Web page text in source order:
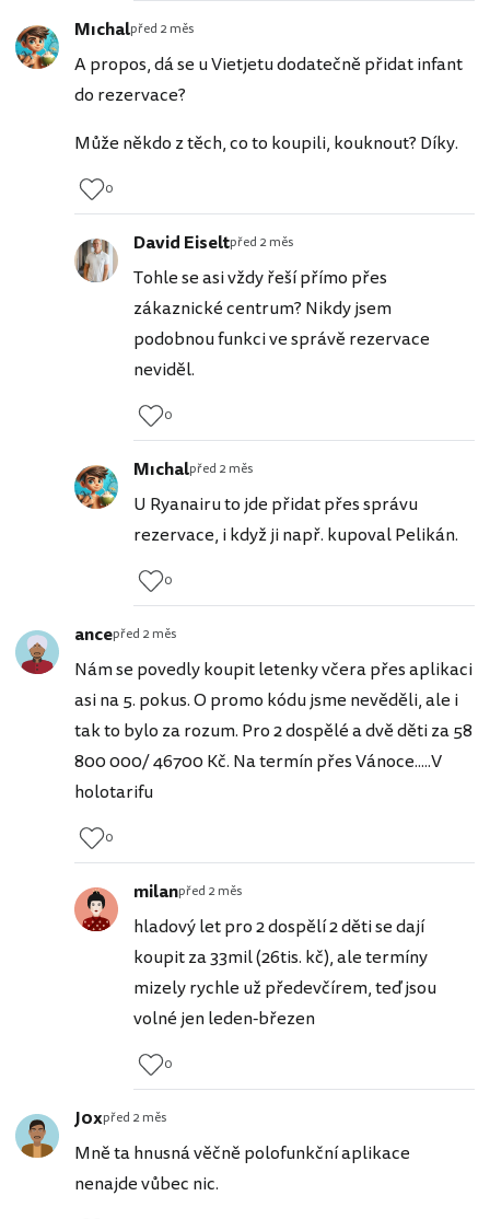
Mıchalpřed 2 měs
A propos, dá se u Vietjetu dodatečně přidat infant
do rezervace?
Může někdo z těch, co to koupili, kouknout? Díky.
0
David Eiseltpřed 2 měs
Tohle se asi vždy řeší přímo přes
zákaznické centrum? Nikdy jsem
podobnou funkci ve správě rezervace
neviděl.
0
Mıchalpřed 2 měs
U Ryanairu to jde přidat přes správu
rezervace, i když ji např. kupoval Pelikán.
0
ancepřed 2 měs
Nám se povedly koupit letenky včera přes aplikaci
asi na 5. pokus. O promo kódu jsme nevěděli, ale i
tak to bylo za rozum. Pro 2 dospělé a dvě děti za 58
800 000/ 46700 Kč. Na termín přes Vánoce.....V
holotarifu
0
milanpřed 2 měs
hladový let pro 2 dospělí 2 děti se dají
koupit za 33mil (26tis. kč), ale termíny
mizely rychle už předevčírem, teď jsou
volné jen leden-březen
0
J0xpřed 2 měs
Mně ta hnusná věčně polofunkční aplikace
nenajde vůbec nic.